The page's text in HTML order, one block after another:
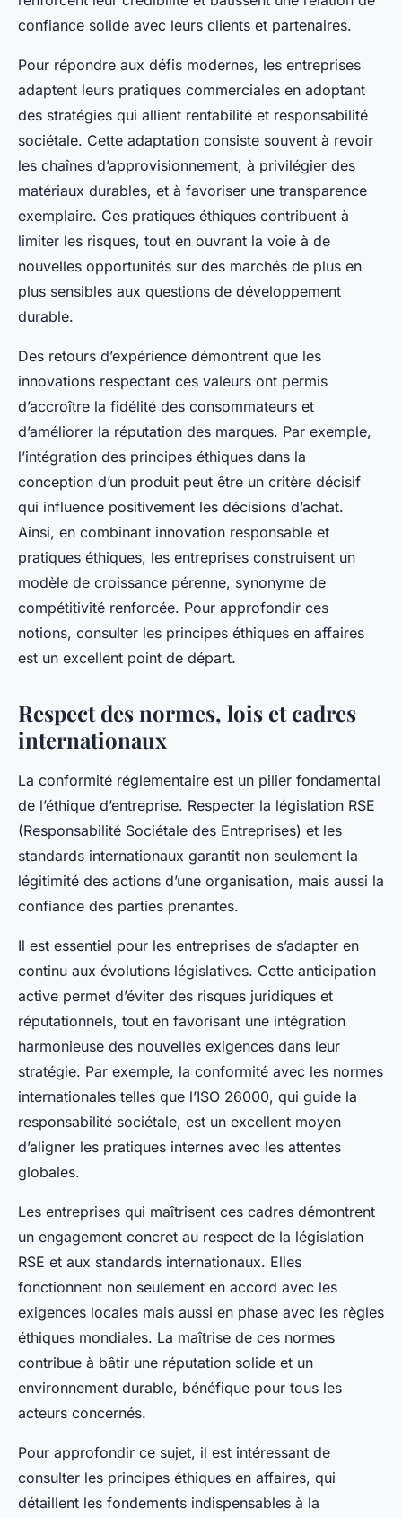
confiance solide avec leurs clients et partenaires.
Pour répondre aux défis modernes, les entreprises
adaptent leurs pratiques commerciales en adoptant
des stratégies qui allient rentabilité et responsabilité
sociétale. Cette adaptation consiste souvent à revoir
les chaînes d’approvisionnement, à privilégier des
matériaux durables, et à favoriser une transparence
exemplaire. Ces pratiques éthiques contribuent à
limiter les risques, tout en ouvrant la voie à de
nouvelles opportunités sur des marchés de plus en
plus sensibles aux questions de développement
durable.
Des retours d’expérience démontrent que les
innovations respectant ces valeurs ont permis
d’accroître la fidélité des consommateurs et
d’améliorer la réputation des marques. Par exemple,
l’intégration des principes éthiques dans la
conception d’un produit peut être un critère décisif
qui influence positivement les décisions d’achat.
Ainsi, en combinant innovation responsable et
pratiques éthiques, les entreprises construisent un
modèle de croissance pérenne, synonyme de
compétitivité renforcée. Pour approfondir ces
notions, consulter les principes éthiques en affaires
est un excellent point de départ.
Respect des normes, lois et cadres
internationaux
La conformité réglementaire est un pilier fondamental
de l’éthique d’entreprise. Respecter la législation RSE
(Responsabilité Sociétale des Entreprises) et les
standards internationaux garantit non seulement la
légitimité des actions d’une organisation, mais aussi la
confiance des parties prenantes.
Il est essentiel pour les entreprises de s’adapter en
continu aux évolutions législatives. Cette anticipation
active permet d’éviter des risques juridiques et
réputationnels, tout en favorisant une intégration
harmonieuse des nouvelles exigences dans leur
stratégie. Par exemple, la conformité avec les normes
internationales telles que l’ISO 26000, qui guide la
responsabilité sociétale, est un excellent moyen
d’aligner les pratiques internes avec les attentes
globales.
Les entreprises qui maîtrisent ces cadres démontrent
un engagement concret au respect de la législation
RSE et aux standards internationaux. Elles
fonctionnent non seulement en accord avec les
exigences locales mais aussi en phase avec les règles
éthiques mondiales. La maîtrise de ces normes
contribue à bâtir une réputation solide et un
environnement durable, bénéfique pour tous les
acteurs concernés.
Pour approfondir ce sujet, il est intéressant de
consulter les principes éthiques en affaires, qui
détaillent les fondements indispensables à la